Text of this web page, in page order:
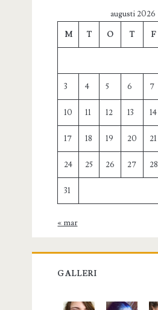
augusti 2026
M T O T F
3 4 5 6 7
10 11 12 13 14
17 18 19 20 21
24 25 26 27 28
31
« mar
GALLERI